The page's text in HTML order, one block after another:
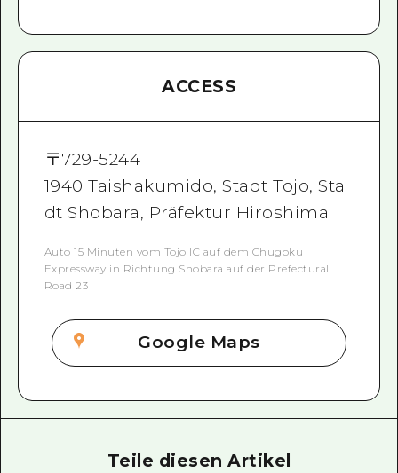
ACCESS
〒729-5244
1940 Taishakumido, Stadt Tojo, Sta
dt Shobara, Präfektur Hiroshima
Auto 15 Minuten vom Tojo IC auf dem Chugoku
Expressway in Richtung Shobara auf der Prefectural
Road 23
Google Maps
Teile diesen Artikel